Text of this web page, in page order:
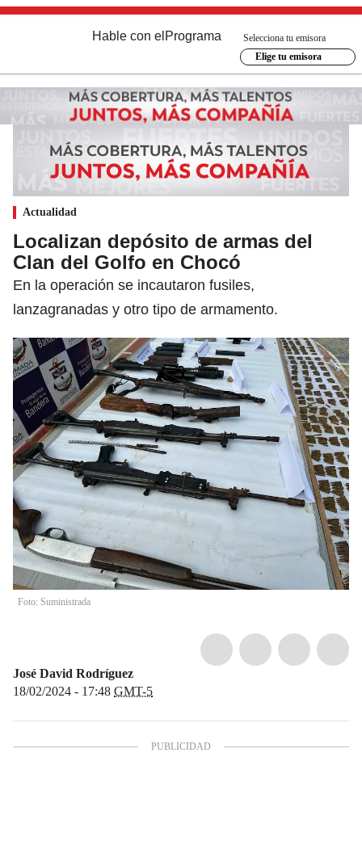
Hable con el Programa
Selecciona tu emisora
Elige tu emisora
Actualidad
Localizan depósito de armas del
Clan del Golfo en Chocó
En la operación se incautaron fusiles,
lanzagranadas y otro tipo de armamento.
Foto: Suministrada
José David Rodríguez
18/02/2024 - 17:48 GMT-5